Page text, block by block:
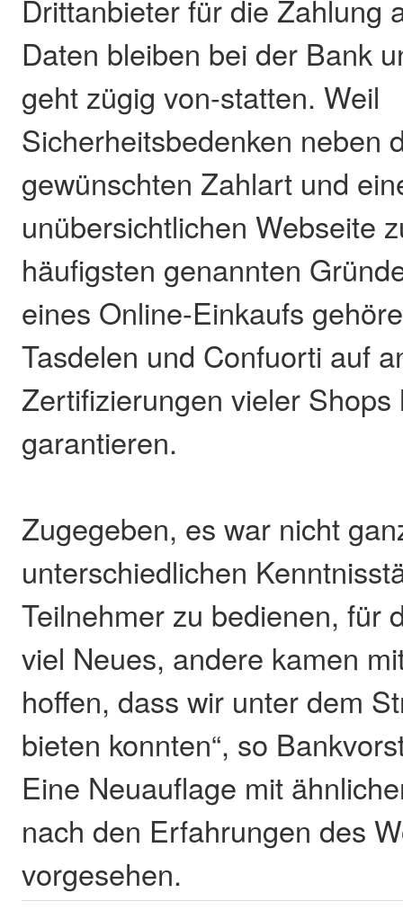
Drittanbieter für die Zahlung
Daten bleiben bei der Bank
geht zügig von-statten. Weil
Sicherheitsbedenken neben
gewünschten Zahlart und
unübersichtlichen Webseite
häufigsten genannten
eines Online-Einkaufs
Tasdelen und Confuorti auf
Zertifizierungen vieler
garantieren.
Zugegeben, es war nicht
unterschiedlichen
Teilnehmer zu bedienen, für
viel Neues, andere kamen
hoffen, dass wir unter dem
bieten konnten“, so
Eine Neuauflage mit
nach den Erfahrungen des
vorgesehen.